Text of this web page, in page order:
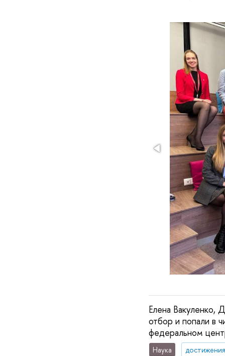
Елена Вакуленко,
отбор и попали в
федеральном
Наука достижения